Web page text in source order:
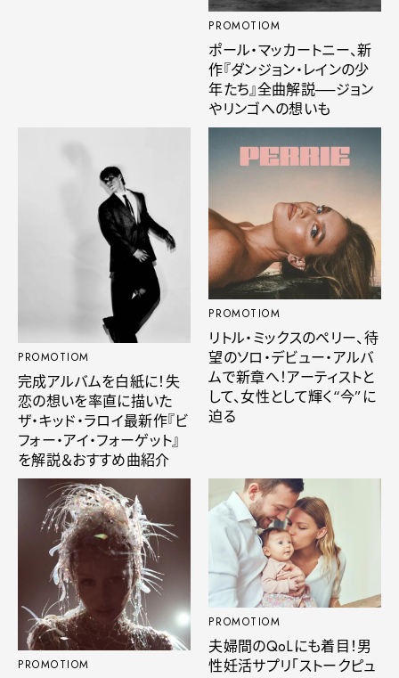
PROMOTIOM
ポール・マッカートニー、新
作『ダンジョン・レインの少
年たち』全曲解説──ジョン
やリンゴへの想いも
PROMOTIOM
完成アルバムを白紙に！失
恋の想いを率直に描いた
ザ・キッド・ラロイ最新作『ビ
フォー・アイ・フォーゲット』
を解説＆おすすめ曲紹介
PROMOTIOM
リトル・ミックスのペリー、待
望のソロ・デビュー・アルバ
ムで新章へ！アーティストと
して、女性として輝く“今”に
迫る
PROMOTIOM
PROMOTIOM
夫婦間のQoLにも着目！男
性妊活サプリ「ストークピュ